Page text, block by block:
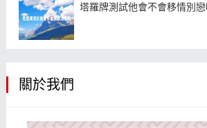
塔羅牌測試他會不會移情別戀
關於我們